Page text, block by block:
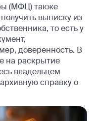
(МФЦ) также
выписку из
то есть у
доверенность. В
на раскрытие
владельцем
справку о